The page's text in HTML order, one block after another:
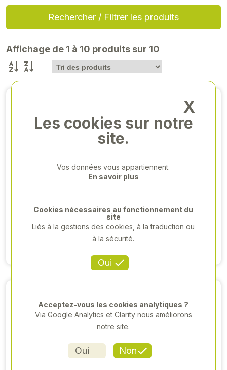
Rechercher / Filtrer les produits
Affichage de 1 à 10 produits sur 10
VARIANT 460 RF
V451M - 2020
27 000,00 €HT
X
Les cookies sur notre
site.
Vos données vous appartiennent.
En savoir plus
Oui
Cookies nécessaires au fonctionnement du
site
Liés à la gestions des cookies, à la traduction ou
à la sécurité.
Oui Non
Acceptez-vous les cookies analytiques ?
Via Google Analytics et Clarity nous améliorons
notre site.